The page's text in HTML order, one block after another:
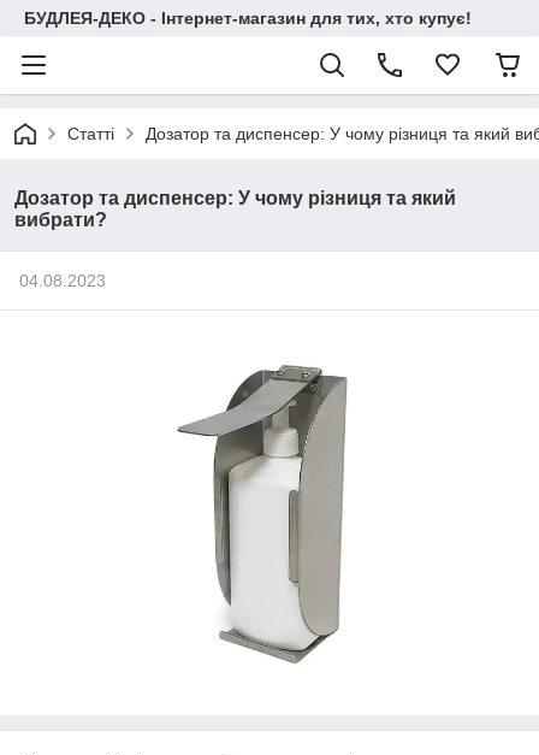
БУДЛЕЯ-ДЕКО - Інтернет-магазин для тих, хто купує!
Статті Дозатор та диспенсер: У чому різниця та який
Дозатор та диспенсер: У чому різниця та який
вибрати?
04.08.2023